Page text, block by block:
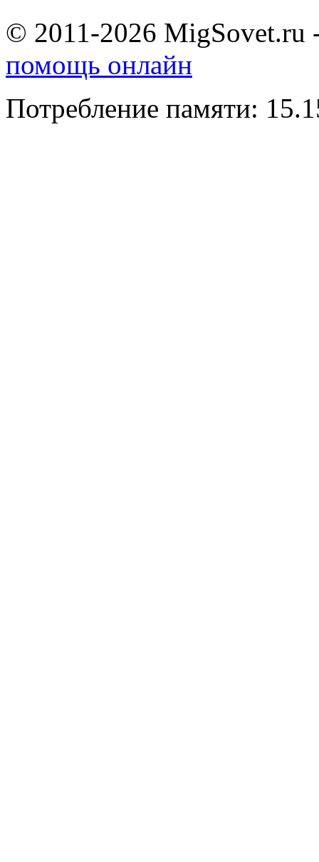
© 2011-2026 MigSovet.ru
помощь онлайн
Потребление памяти: